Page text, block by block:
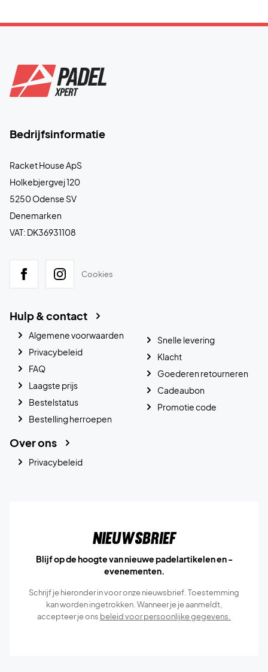
Bedrijfsinformatie
Racket House ApS
Holkebjergvej 120
5250 Odense SV
Denemarken
VAT: DK36931108
Cookies
Hulp & contact
Algemene voorwaarden
Privacybeleid
FAQ
Laagste prijs
Bestelstatus
Bestelling herroepen
Snelle levering
Klacht
Goederen retourneren
Cadeaubon
Promotie code
Over ons
Privacybeleid
Nieuwsbrief
Blijf op de hoogte van nieuwe padelartikelen en -
evenementen.
Schrijf je hieronder in voor onze nieuwsbrief. Toestemming
kan worden ingetrokken. Wanneer je je aanmeldt,
accepteer je ons beleid voor persoonlijke gegevens.